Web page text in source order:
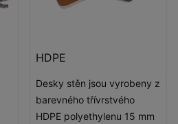
HDPE
Desky stěn jsou vyrobeny z
barevného třívrstvého
HDPE polyethylenu 15 mm